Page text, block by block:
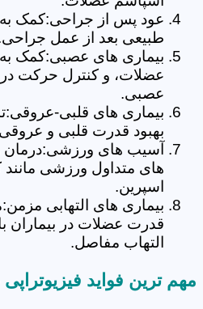
عود پس از جراحی:کمک
طبیعی بعد از عمل
بیماری های عصبی:کمک به
عضلات، و کنترل حرکت در
عصبی.
بیماری های قلبی-
بهبود قدرت قلبی و
آسیب های ورزشی:درمان
های متداول ورزشی
اسپرین.
بیماری های التهابی
قدرت عضلات در بیماران
التهاب مفاصل.
مهم ترین فواید